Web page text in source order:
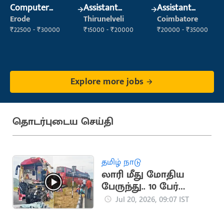
Computer
Operator
Erode
₹22500 - ₹30000
Assistant
Manager
Thirunelveli
₹15000 - ₹20000
Assistant
Manager
Coimbatore
₹20000 - ₹35000
Explore more jobs
தொடர்புடைய செய்தி
தமிழ் நாடு
லாரி மீது மோதிய
பேருந்து.. 10 பேர்
படுகாயம்
Jul 20, 2026, 09:07 IST